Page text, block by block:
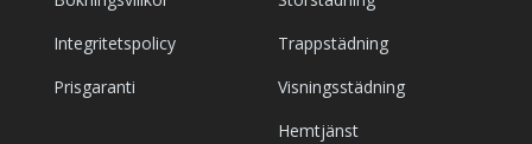
Integritetspolicy
Prisgaranti
Trappstädning
Visningsstädning
Hemtjänst